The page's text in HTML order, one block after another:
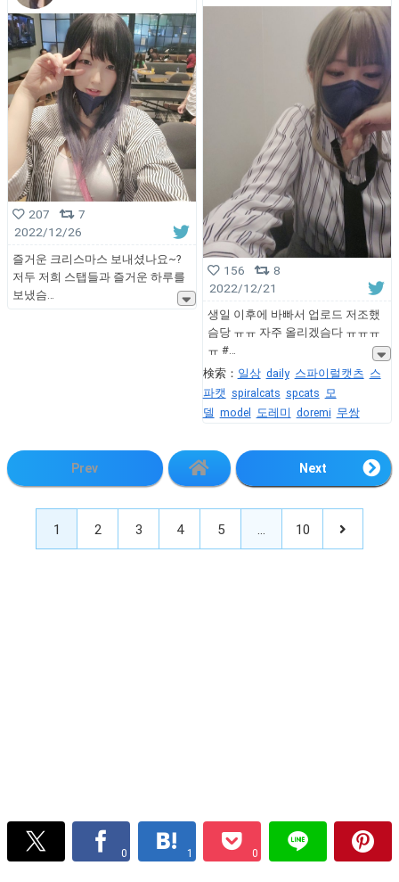
207
7
2022/12/26
즐거운 크리스마스 보내셨나요~?
저두 저희 스탭들과 즐거운 하루를
보냈슴
156
8
2022/12/21
생일 이후에 바빠서 업로드 저조했
슴당 ㅠㅠ 자주 올리겠슴다 ㅠㅠㅠ
ㅠ #
検索： 일상 daily 스파이럴캣츠 스
파캣 spiralcats spcats 모
델 model 도레미 doremi 무쌍
Prev Next
1 2 3 4 5 … 10
0 1 0